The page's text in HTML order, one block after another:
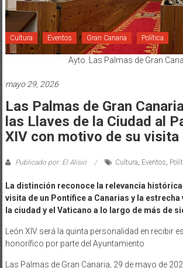
Cultura Eventos Gran Canaria Política
Ayto. Las Palmas de Gran
mayo 29, 2026
Las Palmas de Gran
las Llaves de la Ciudad al
XIV con motivo de su visita
Publicado por: El Alisio Cultura Eventos
La distinción reconoce la relevancia
visita de un Pontífice a Canarias y la
la ciudad y el Vaticano a lo largo de más de
León XIV será la quinta personalidad en recibir
honorífico por parte del Ayuntamiento
Las Palmas de Gran Canaria, 29 de mayo de